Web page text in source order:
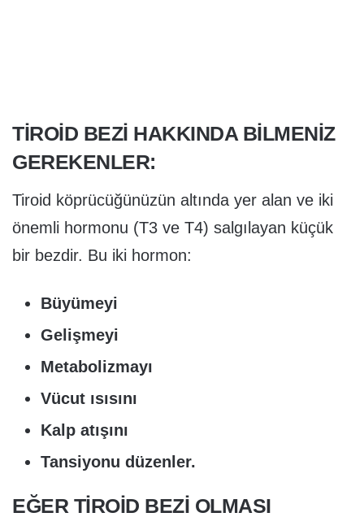
TIROID BEZI HAKKINDA BILMENIZ
GEREKENLER:
Tiroid köprücüğünüzün altında yer alan ve iki
önemli hormonu (T3 ve T4) salgılayan küçük
bir bezdir. Bu iki hormon:
Büyümeyi
Gelişmeyi
Metabolizmayı
Vücut ısısını
Kalp atışını
Tansiyonu düzenler.
EĞER TIROID BEZI OLMASI